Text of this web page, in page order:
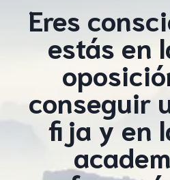
Eres
estás en
conseguir
fija y en